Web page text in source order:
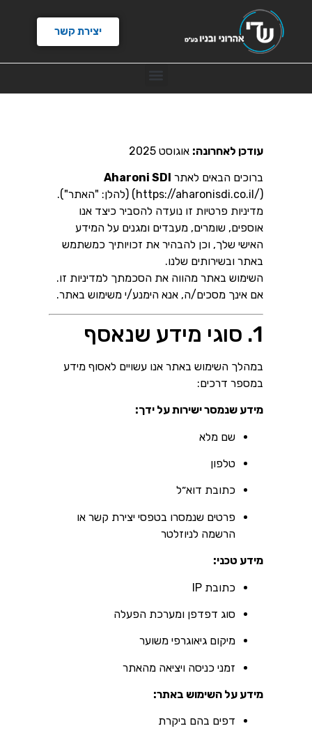
יצירת קשר
עודכן לאחרונה: אוגוסט 2025
ברוכים הבאים לאתר Aharoni SDI
(https://aharonisdi.co.il/) (להלן: "האתר").
מדיניות פרטיות זו נועדה להסביר כיצד אנו
אוספים, שומרים, מעבדים ומגנים על המידע
האישי שלך, וכן להבהיר את זכויותיך כמשתמש
באתר ובשירותים שלנו.
השימוש באתר מהווה את הסכמתך למדיניות זו.
אם אינך מסכים/ה, אנא הימנע/י משימוש באתר.
1. סוגי מידע שנאסף
במהלך השימוש באתר אנו עשויים לאסוף מידע
במספר דרכים:
מידע שנמסר ישירות על ידך:
שם מלא
טלפון
כתובת דוא״ל
פרטים שנמסרו בטפסי יצירת קשר או
הרשמה לניוזלטר
מידע טכני:
כתובת IP
סוג דפדפן ומערכת הפעלה
מיקום גיאוגרפי משוער
זמני כניסה ויציאה מהאתר
מידע על השימוש באתר:
דפים בהם ביקרת